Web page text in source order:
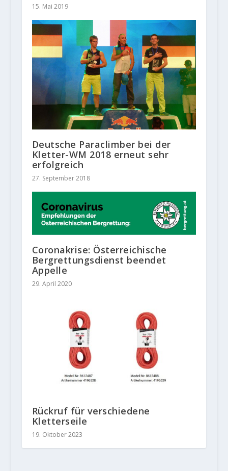
15. Mai 2019
Deutsche Paraclimber bei der
Kletter-WM 2018 erneut sehr
erfolgreich
27. September 2018
Coronakrise: Österreichische
Bergrettungsdienst beendet
Appelle
29. April 2020
Rückruf für verschiedene
Kletterseile
19. Oktober 2023